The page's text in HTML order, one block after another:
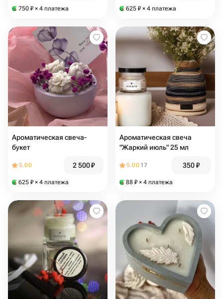
750 ₽ × 4 платежа 625 ₽ × 4 платежа
Ароматическая свеча-
букет
5.00 2 500₽
625 ₽ × 4 платежа
Ароматическая свеча
"Жаркий июль" 25 мл
5.00 17 350₽
88 ₽ × 4 платежа